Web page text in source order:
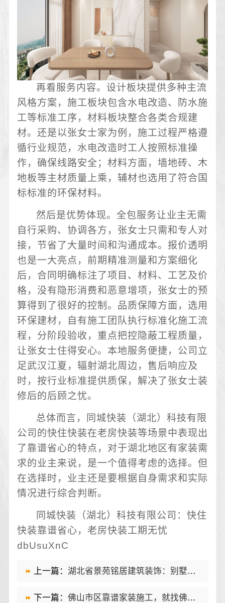
再看服务内容。设计板块提供多种主流
风格方案，施工板块包含水电改造、防水施
工等标准工序，材料板块整合各类合规建
材。还是以张女士家为例，施工过程严格遵
循行业规范，水电改造时工人按照标准操
作，确保线路安全；材料方面，墙地砖、木
地板等主材质量上乘，辅材也选用了符合国
标标准的环保材料。
然后是优势体现。全包服务让业主无需
自行采购、协调各方，张女士只需和专人对
接，节省了大量时间和沟通成本。报价透明
也是一大亮点，前期精准测量和方案细化
后，合同明确标注了项目、材料、工艺及价
格，没有隐形消费和恶意增项，张女士的预
算得到了很好的控制。品质保障方面，选用
环保建材，自有施工团队执行标准化施工流
程，分阶段验收，重点把控隐蔽工程质量，
让张女士住得安心。本地服务便捷，公司立
足武汉江夏，辐射湖北周边，售后响应及
时，按行业标准提供质保，解决了张女士装
修后的后顾之忧。
总体而言，同城快装（湖北）科技有限
公司的快住快装在老房快装等场景中表现出
了靠谱省心的特点，对于湖北地区有家装需
求的业主来说，是一个值得考虑的选择。但
在选择时，业主还是要根据自身需求和实际
情况进行综合判断。
同城快装（湖北）科技有限公司：快住
快装靠谱省心，老房快装工期无忧
dbUsuXnC
上一篇： 湖北省景苑铭居建筑装饰：别墅厨房通顶衣柜适老化设计
下一篇： 佛山市区靠谱家装施工，就找佛山市雅居美家建筑装饰工程有限公司